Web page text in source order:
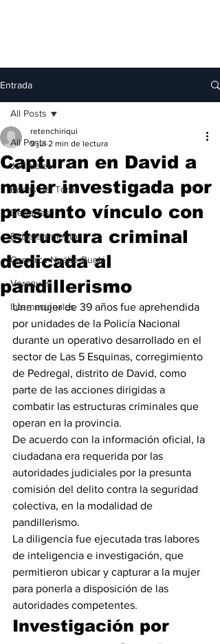
Entrada
All Posts
Judiciales
Bocas del Toro
Deportes
Entretenimiento
Comarca Ngäbe-Buglé
Veraguas
Internacionales
All Posts
Capturan en David a
mujer investigada por
presunto vínculo con
estructura criminal
dedicada al
pandillerismo
retenchiriqui
9 jul 2 min de lectura
Una mujer de 39 años fue aprehendida
por unidades de la Policía Nacional
durante un operativo desarrollado en el
sector de Las 5 Esquinas, corregimiento
de Pedregal, distrito de David, como
parte de las acciones dirigidas a
combatir las estructuras criminales que
operan en la provincia.
De acuerdo con la información oficial, la
ciudadana era requerida por las
autoridades judiciales por la presunta
comisión del delito contra la seguridad
colectiva, en la modalidad de
pandillerismo.
La diligencia fue ejecutada tras labores
de inteligencia e investigación, que
permitieron ubicar y capturar a la mujer
para ponerla a disposición de las
autoridades competentes.
Investigación por